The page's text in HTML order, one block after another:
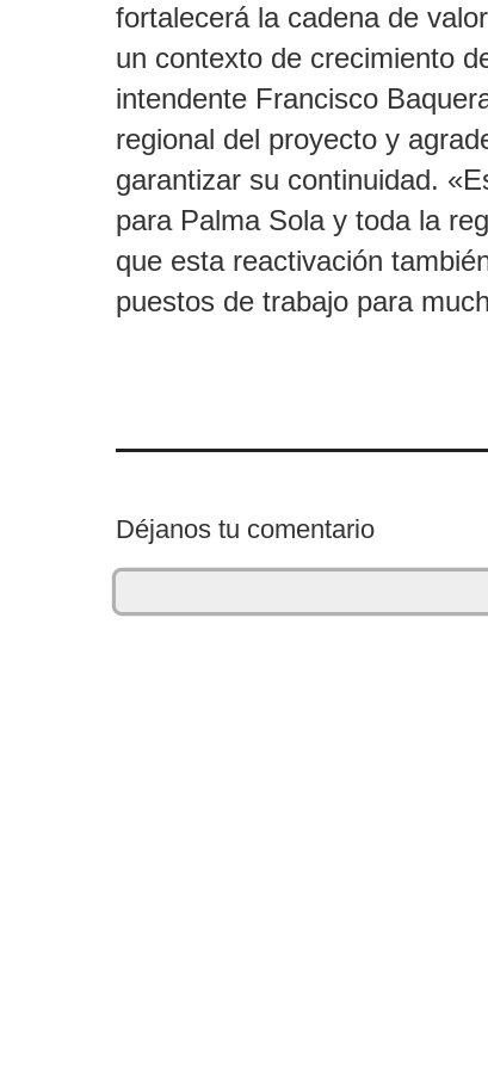
fortalecerá la cadena de
un contexto de crecimiento
intendente Francisco
regional del proyecto y
garantizar su continuidad.
para Palma Sola y toda la
que esta reactivación
puestos de trabajo para
Déjanos tu comentario